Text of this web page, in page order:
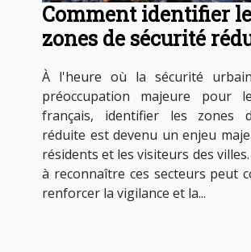
Comment identifier
zones de sécurité
dans les villes
À l'heure où la sécurité
préoccupation majeure pour
français, identifier les zones
réduite est devenu un enjeu
résidents et les visiteurs des
à reconnaître ces secteurs peut
renforcer la vigilance et la...